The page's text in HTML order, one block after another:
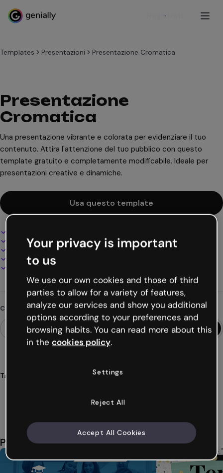
Registrati
Templates Presentazioni Presentazione Cromatica
Presentazione
Cromatica
Una presentazione vibrante e colorata per evidenziare il tuo
contenuto. Attira l'attenzione del tuo pubblico con questo
template gratuito e completamente modificabile. Ideale per
presentazioni creative e dinamiche.
Usa questo template
100% personalizzabile
Aggiungi audio, video e multimedia
Presenta, condividi o pubblica online
Scarica in PDF, MP4 e altri formati
Cerchi qualcosa di diverso?
Tags
Potrebbe piacerti anche
Your privacy is important
to us
We use our own cookies and those of third
parties to allow for a variety of features,
analyze our services and show you additional
options according to your preferences and
browsing habits. You can read more about this
in the cookies policy.
Settings
Reject All
Accept All Cookies